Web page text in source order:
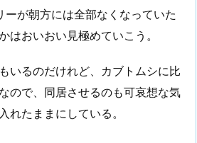
が朝方には全部なくなっていた
はおいおい見極めていこう。
いるのだけれど、カブトムシに比
ので、同居させるのも可哀想な気
れたままにしている。